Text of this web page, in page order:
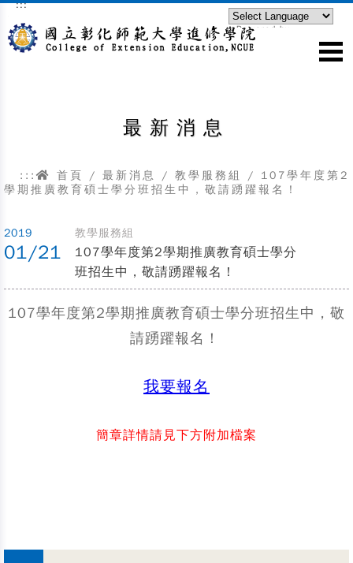
跳到主要內容區塊
:::
Powered by
最新消息
::: 首頁 / 最新消息 / 教學服務組 / 107學年度第2
學期推廣教育碩士學分班招生中，敬請踴躍報名！
2019
01/21
教學服務組
107學年度第2學期推廣教育碩士學分
班招生中，敬請踴躍報名！
107學年度第2學期推廣教育碩士學分班招生中，敬
請踴躍報名！
我要報名
簡章詳情請見下方附加檔案